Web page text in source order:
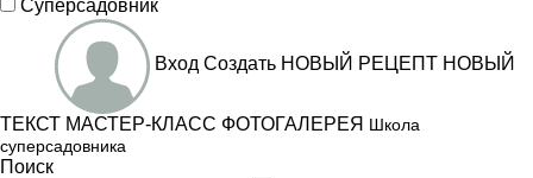
Суперсадовник
Вход Создать НОВЫЙ РЕЦЕПТ НОВЫЙ
ТЕКСТ МАСТЕР-КЛАСС ФОТОГАЛЕРЕЯ Школа
суперсадовника
Поиск